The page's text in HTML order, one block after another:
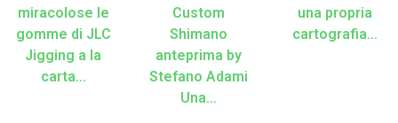
miracolose le
gomme di JLC
Jigging a la
carta…
Custom
Shimano
anteprima by
Stefano Adami
Una…
una propria
cartografia…